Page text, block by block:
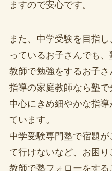
ますので安心です。
また、中学受験を目指
っているお子さんでも
教師で勉強をするお子
指導の家庭教師なら塾
中心にきめ細やかな指
ています。
中学受験専門塾で宿題
て行けないなど、お困
教師で塾フォローをする